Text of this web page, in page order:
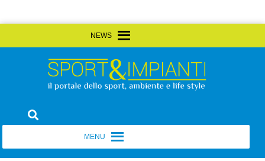
to
Sport&Impianti